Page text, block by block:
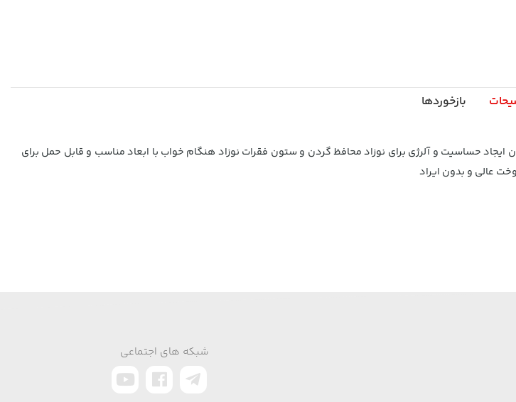
بازخوردها
حساسیت و آلرژی برای نوزاد محافظ گردن و ستون فقرات نوزاد هنگام خواب با ابعاد مناسب و قابل حمل برای
شبکه های اجتماعی